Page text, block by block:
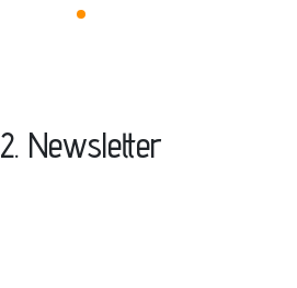
2. Newsletter